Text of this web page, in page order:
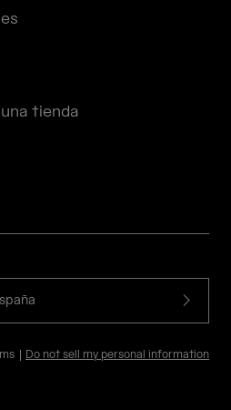
tienda
Do not sell my personal information